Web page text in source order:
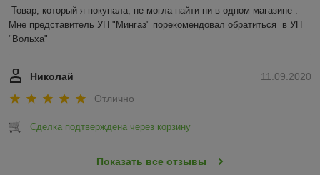
Товар, который я покупала, не могла найти ни в одном магазине .
Мне представитель УП "Мингаз" порекомендовал обратиться  в УП
"Вольха"
11.09.2020
Николай
Отлично
Сделка подтверждена через корзину
Показать все отзывы